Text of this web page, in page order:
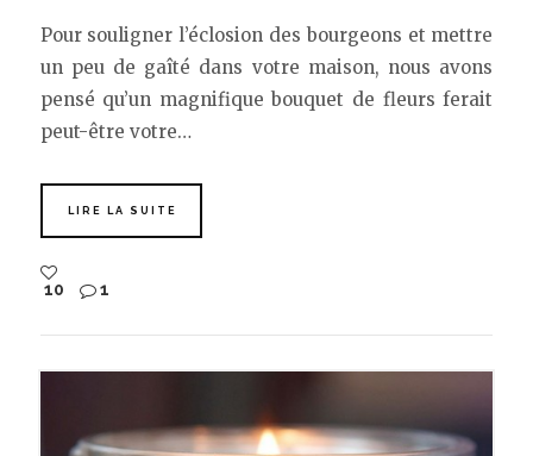
Pour souligner l’éclosion des bourgeons et mettre
un peu de gaîté dans votre maison, nous avons
pensé qu’un magnifique bouquet de fleurs ferait
peut-être votre…
LIRE LA SUITE
10 1